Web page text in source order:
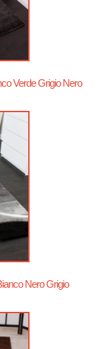
Verde Grigio Nero
Nero Grigio